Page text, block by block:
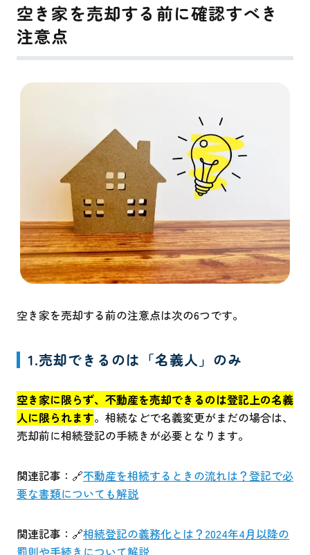
空き家を売却する前に確認すべき
注意点
空き家を売却する前の注意点は次の6つです。
1.売却できるのは「名義人」のみ
空き家に限らず、不動産を売却できるのは登記上の名義
人に限られます。相続などで名義変更がまだの場合は、
売却前に相続登記の手続きが必要となります。
関連記事：🔗不動産を相続するときの流れは？登記で必
要な書類についても解説
関連記事：🔗相続登記の義務化とは？2024年4月以降の